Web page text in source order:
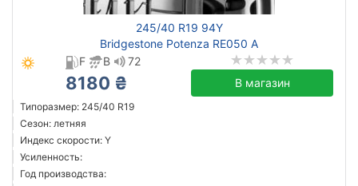
245/40 R19 94Y
Bridgestone Potenza RE050 A
F
B 72
8180 ₴ В магазин
Типоразмер: 245/40 R19
Сезон: летняя
Индекс скорости: Y
Усиленность:
Год производства: